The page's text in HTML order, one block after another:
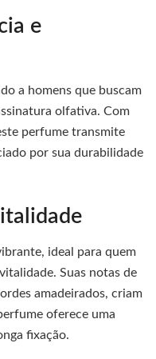
e
a homens que buscam
olfativa. Com
perfume transmite
por sua durabilidade
ideal para quem
Suas notas de
amadeirados, criam
oferece uma
fixação.